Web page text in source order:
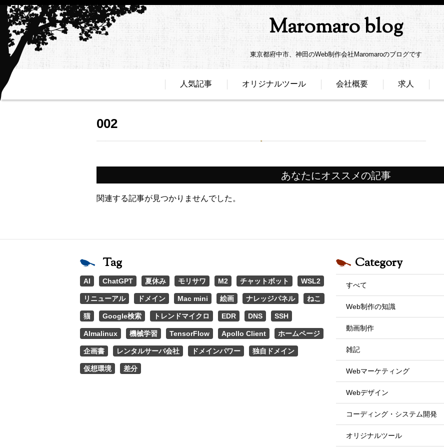
Maromaro blog
東京都府中市、神田のWeb制作会社Maromaroのブログです
人気記事 オリジナルツール 会社概要 求人
002
あなたにオススメの記事
関連する記事が見つかりませんでした。
Category
すべて
Web制作の知識
動画制作
雑記
Webマーケティング
Webデザイン
コーディング・システム開発
オリジナルツール
Tag
AI ChatGPT 夏休み モリサワ M2 チャットボット WSL2
リニューアル ドメイン Mac mini 絵画 ナレッジパネル ねこ
猫 Google検索 トレンドマイクロ EDR DNS SSH
Almalinux 機械学習 TensorFlow Apollo Client ホームページ
企画書 レンタルサーバ会社 ドメインパワー 独自ドメイン
仮想環境 差分